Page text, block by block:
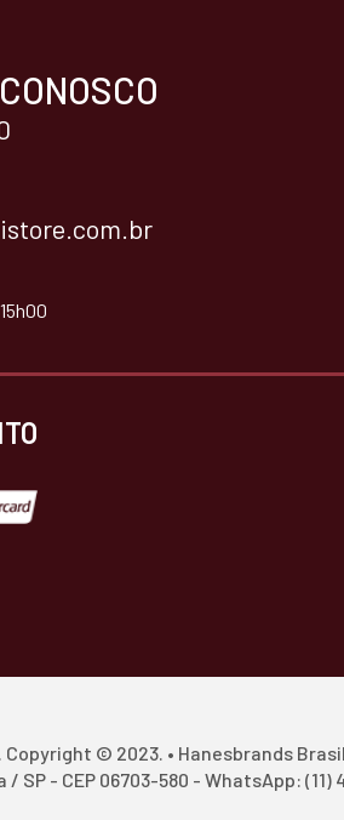
Copyright © 2023. • Hanesbrands
SP - CEP 06703-580 - WhatsApp: